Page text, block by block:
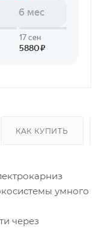
КАК КУПИТЬ
умного
через